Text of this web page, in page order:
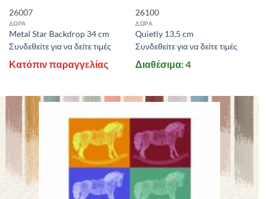
26007
ΔΩΡΑ
Metal Star Backdrop 34 cm
Συνδεθείτε για να δείτε τιμές
Κατόπιν παραγγελίας
26100
ΔΩΡΑ
Quietly 13,5 cm
Συνδεθείτε για να δείτε τιμές
Διαθέσιμα: 4